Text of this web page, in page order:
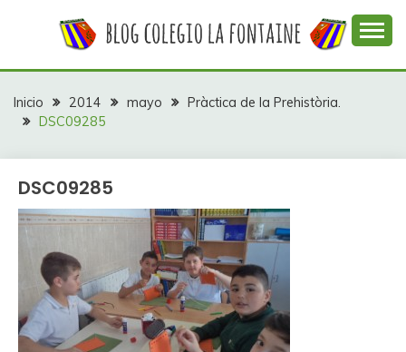
COLEGIO LA
FONTAINE
colegio La Fontaine
Inicio 2014 mayo
Pràctica de la Prehistòria.
DSC09285
DSC09285